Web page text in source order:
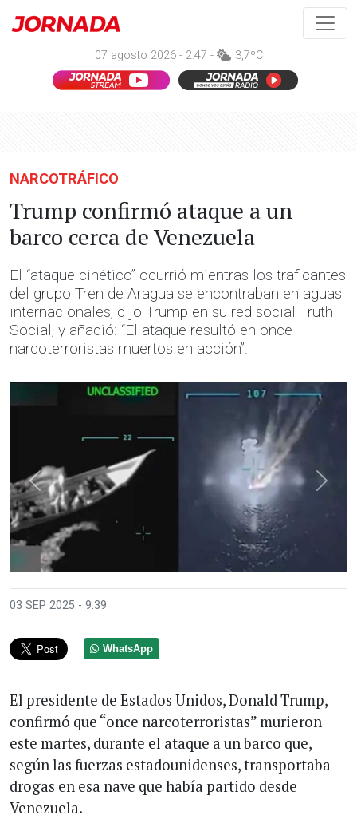
07 agosto 2026 - 2:47 - 3,7ºC
NARCOTRÁFICO
Trump confirmó ataque a un
barco cerca de Venezuela
El “ataque cinético” ocurrió mientras los traficantes
del grupo Tren de Aragua se encontraban en aguas
internacionales, dijo Trump en su red social Truth
Social, y añadió: “El ataque resultó en once
narcoterroristas muertos en acción”.
Anterior
03 SEP 2025 - 9:39
WhatsApp
El presidente de Estados Unidos, Donald Trump,
confirmó que “once narcoterroristas” murieron
este martes, durante el ataque a un barco que,
según las fuerzas estadounidenses, transportaba
drogas en esa nave que había partido desde
Venezuela.